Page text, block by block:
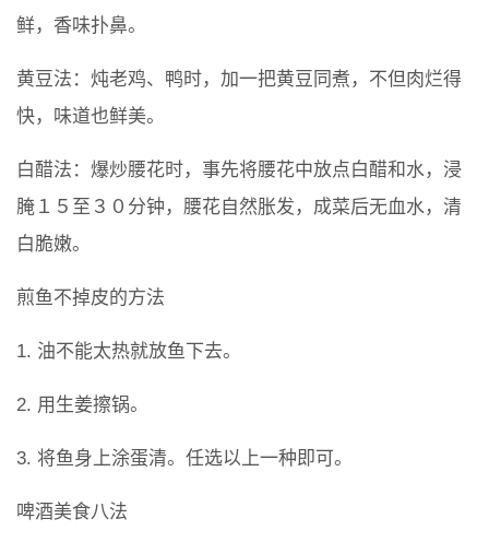
鲜，香味扑鼻。
黄豆法：炖老鸡、鸭时，加一把黄豆同煮，不但肉烂得
快，味道也鲜美。
白醋法：爆炒腰花时，事先将腰花中放点白醋和水，浸
腌１５至３０分钟，腰花自然胀发，成菜后无血水，清
白脆嫩。
煎鱼不掉皮的方法
1. 油不能太热就放鱼下去。
2. 用生姜擦锅。
3. 将鱼身上涂蛋清。任选以上一种即可。
啤酒美食八法